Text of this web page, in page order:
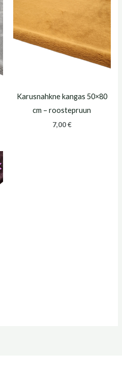
Karusnahkne kangas 50×80
cm – roostepruun
7,00€